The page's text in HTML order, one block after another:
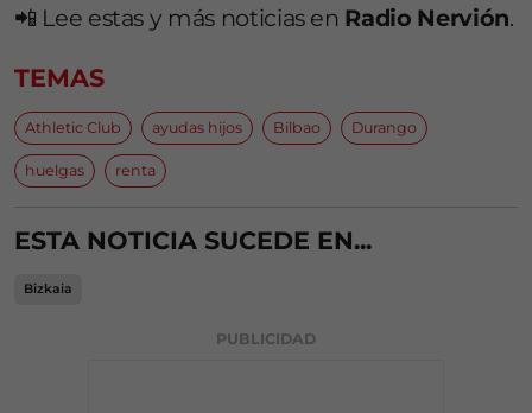
📲 Lee estas y más noticias en Radio Nervión.
TEMAS
Athletic Club ayudas hijos Bilbao Durango
huelgas renta
ESTA NOTICIA SUCEDE EN...
Bizkaia
PUBLICIDAD